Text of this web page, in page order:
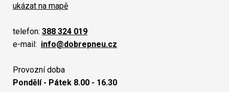
ukázat na mapě
telefon: 388 324 019
e-mail: info@dobrepneu.cz
Provozní doba
Pondělí - Pátek 8.00 - 16.30